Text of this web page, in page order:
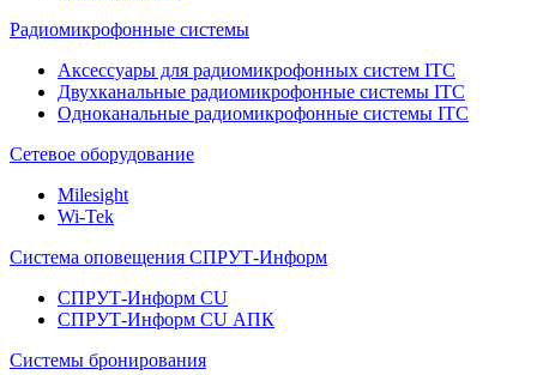
Радиомикрофонные системы
Аксессуары для радиомикрофонных систем ITC
Двухканальные радиомикрофонные системы ITC
Одноканальные радиомикрофонные системы ITC
Сетевое оборудование
Milesight
Wi-Tek
Система оповещения СПРУТ-Информ
СПРУТ-Информ CU
СПРУТ-Информ CU АПК
Системы бронирования